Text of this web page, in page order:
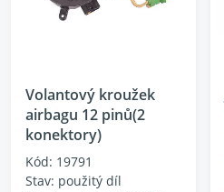
Volantový kroužek
airbagu 12 pinů(2
konektory)
Kód: 19791
Stav: použitý díl